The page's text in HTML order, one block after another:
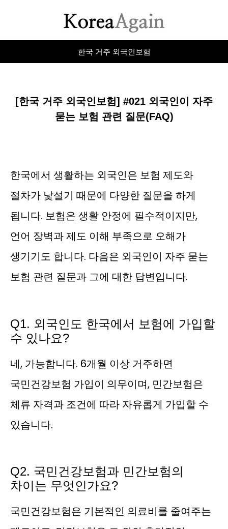
한국 거주 외국인보험
[한국 거주 외국인보험] #021 외국인이 자주
묻는 보험 관련 질문(FAQ)
한국에서 생활하는 외국인은 보험 제도와
절차가 낯설기 때문에 다양한 질문을 하게
됩니다. 보험은 생활 안정에 필수적이지만,
언어 장벽과 제도 이해 부족으로 오해가
생기기도 합니다. 다음은 외국인이 자주 묻는
보험 관련 질문과 그에 대한 답변입니다.
Q1. 외국인도 한국에서 보험에 가입할
수 있나요?
네, 가능합니다. 6개월 이상 거주하면
국민건강보험 가입이 의무이며, 민간보험은
체류 자격과 조건에 따라 자유롭게 가입할 수
있습니다.
Q2. 국민건강보험과 민간보험의
차이는 무엇인가요?
국민건강보험은 기본적인 의료비를 줄여주는